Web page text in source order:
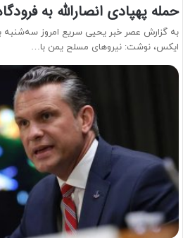
حمله پهپادی انصارالله به
به گزارش عصر خبر یحیی سریع امروز سه‌شنبه
ایکس، نوشت: نیروهای مسلح یمن با…